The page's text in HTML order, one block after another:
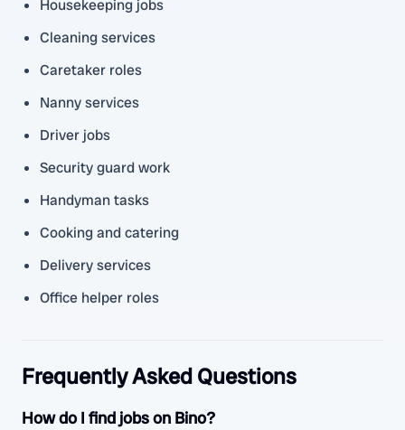
Housekeeping jobs
Cleaning services
Caretaker roles
Nanny services
Driver jobs
Security guard work
Handyman tasks
Cooking and catering
Delivery services
Office helper roles
Frequently Asked Questions
How do I find jobs on Bino?